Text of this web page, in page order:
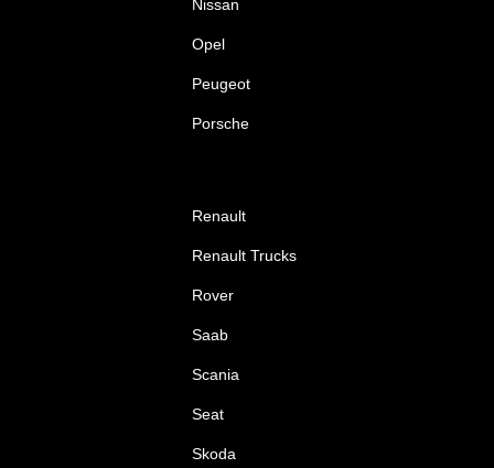
Nissan
Opel
Peugeot
Porsche
Renault
Renault Trucks
Rover
Saab
Scania
Seat
Skoda